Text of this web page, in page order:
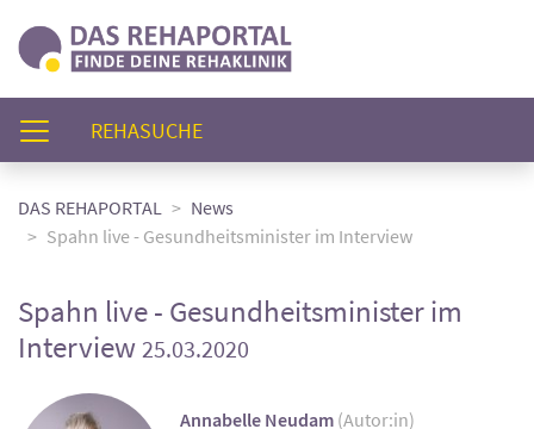
REHASUCHE(AKTUELL)
DAS REHAPORTAL
News
Spahn live - Gesundheitsminister im Interview
Spahn live - Gesundheitsminister im
Interview25.03.2020
Annabelle Neudam (Autor:in)